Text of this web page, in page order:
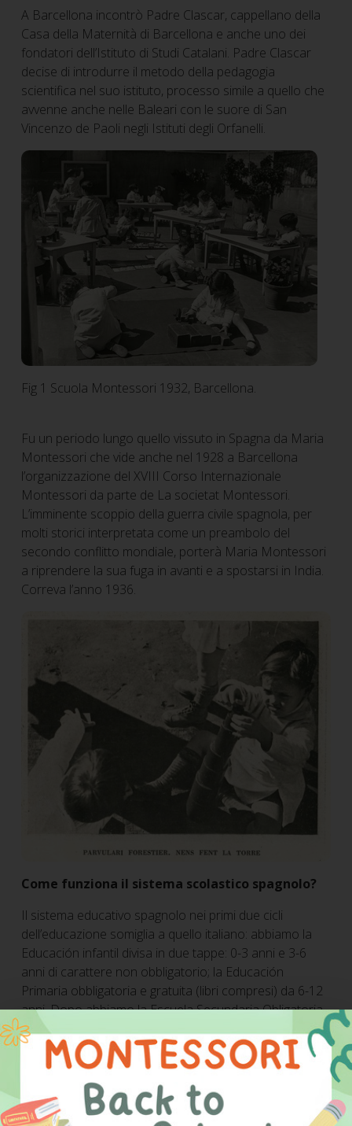
A Barcellona incontrò Padre Clascar, cappellano della
Casa della Maternità di Barcellona e anche uno dei
fondatori dell’Istituto di Studi Catalani. Padre Clascar
decise di introdurre il metodo della pedagogia
scientifica nel suo istituto, processo simile a quello che
avvenne anche nelle Baleari con le suore di San
Vincenzo de Paoli negli Istituti degli Orfanelli.
Fig 1 Scuola Montessori 1932, Barcellona.
Fu un periodo lungo quello vissuto in Spagna da Maria
Montessori che vide anche nel 1928 a Barcellona
l’organizzazione del XVIII Corso Internazionale
Montessori da parte de La societat Montessori.
L’imminente scoppio della guerra civile spagnola, per
molti storici interpretata come un preambolo del
secondo conflitto mondiale, porterà Maria Montessori
a riprendere la sua fuga in avanti e a spostarsi in India.
Correva l’anno 1936.
Come funziona il sistema scolastico spagnolo?
Il sistema educativo spagnolo nei primi due cicli
dell’educazione somiglia a quello italiano: abbiamo la
Educación infantil divisa in due tappe: 0-3 anni e 3-6
anni di carattere non obbligatorio; la Educación
Primaria obbligatoria e gratuita (libri compresi) da 6-12
anni. Dopo abbiamo la Escuela Secundaria Obligatoria
4 anni dai 12 ai 16 anni. Terminata la ESO si aprono
differenti possibilità e si può scegliere tra i Cicli
Formativi per specializzarsi e accedere al mondo del
lavoro, il Bachillerato che prepara all’Università, o
l’accesso diretto al mercato del lavoro.